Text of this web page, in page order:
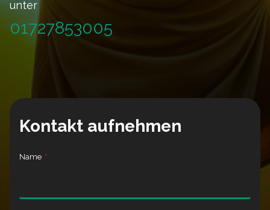
unter
01727853005
Kontakt aufnehmen
Name *